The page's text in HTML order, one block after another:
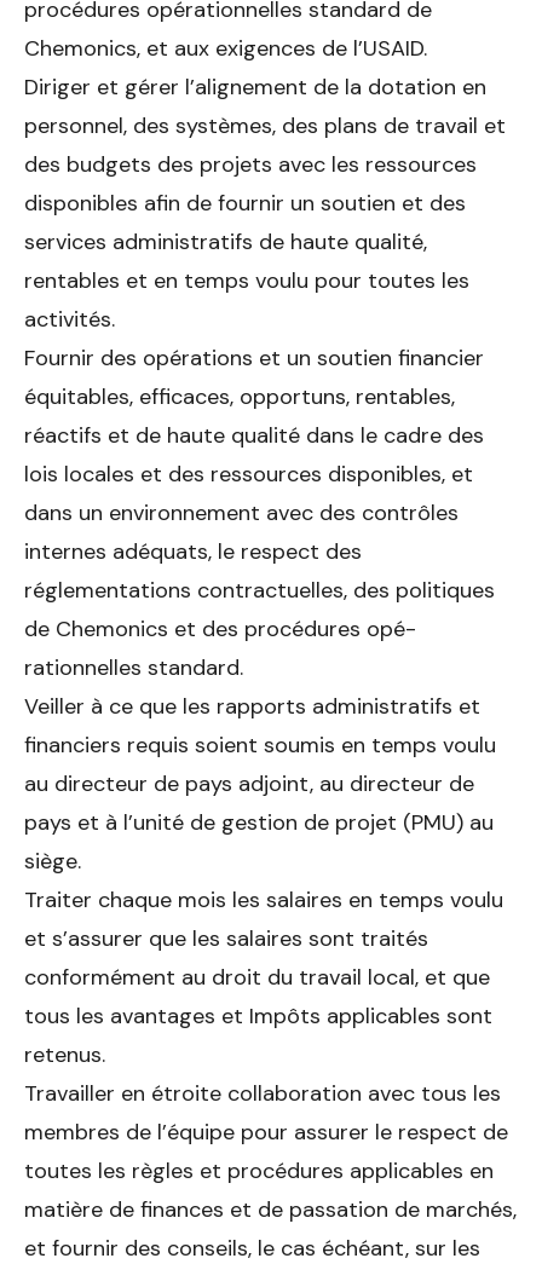
procédures opérationnelles standard de
Chemonics, et aux exigences de l’USAID.
Diriger et gérer l’alignement de la dotation en
personnel, des sys­tèmes, des plans de travail et
des budgets des projets avec les res­sources
disponibles afin de fournir un soutien et des
services administratifs de haute qualité,
rentables et en temps voulu pour toutes les
activités.
Fournir des opérations et un soutien financier
équitables, efficaces, opportuns, rentables,
réactifs et de haute qualité dans le cadre des
lois locales et des ressources disponibles, et
dans un environnement avec des contrôles
internes adéquats, le respect des
réglementations contractuelles, des politiques
de Chemonics et des procédures opé­
rationnelles standard.
Veiller à ce que les rapports administratifs et
financiers requis soient soumis en temps voulu
au directeur de pays adjoint, au directeur de
pays et à l’unité de gestion de projet (PMU) au
siège.
Traiter chaque mois les salaires en temps voulu
et s’assurer que les salaires sont traités
conformément au droit du travail local, et que
tous les avantages et Impôts applicables sont
retenus.
Travailler en étroite collaboration avec tous les
membres de l’équipe pour assurer le respect de
toutes les règles et procédures applicables en
matière de finances et de passation de marchés,
et fournir des conseils, le cas échéant, sur les